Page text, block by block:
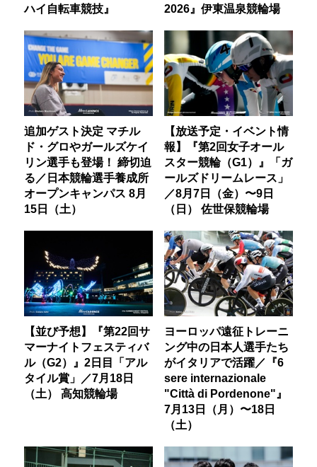
ハイ自転車競技』
2026』伊東温泉競輪場
追加ゲスト決定 マチル
ド・グロやガールズケイ
リン選手も登場！ 締切迫
る／日本競輪選手養成所
オープンキャンパス 8月
15日（土）
【放送予定・イベント情
報】『第2回女子オール
スター競輪（G1）』「ガ
ールズドリームレース」
／8月7日（金）〜9日
（日） 佐世保競輪場
【並び予想】『第22回サ
マーナイトフェスティバ
ル（G2）』2日目「アル
タイル賞」／7月18日
（土） 高知競輪場
ヨーロッパ遠征トレーニ
ング中の日本人選手たち
がイタリアで活躍／『6
sere internazionale
"Città di Pordenone"』
7月13日（月）〜18日
（土）